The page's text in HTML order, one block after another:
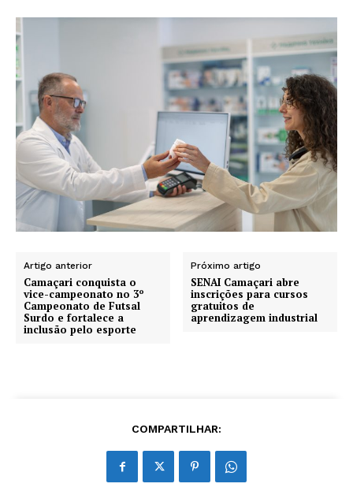
Artigo anterior
Camaçari conquista o
vice-campeonato no 3º
Campeonato de Futsal
Surdo e fortalece a
inclusão pelo esporte
Próximo artigo
SENAI Camaçari abre
inscrições para cursos
gratuitos de
aprendizagem industrial
COMPARTILHAR: